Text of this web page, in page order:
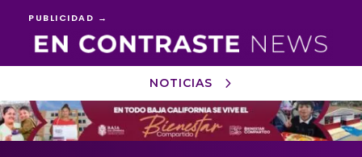
PUBLICIDAD →
NOTICIAS
Reproductor
de
vídeo